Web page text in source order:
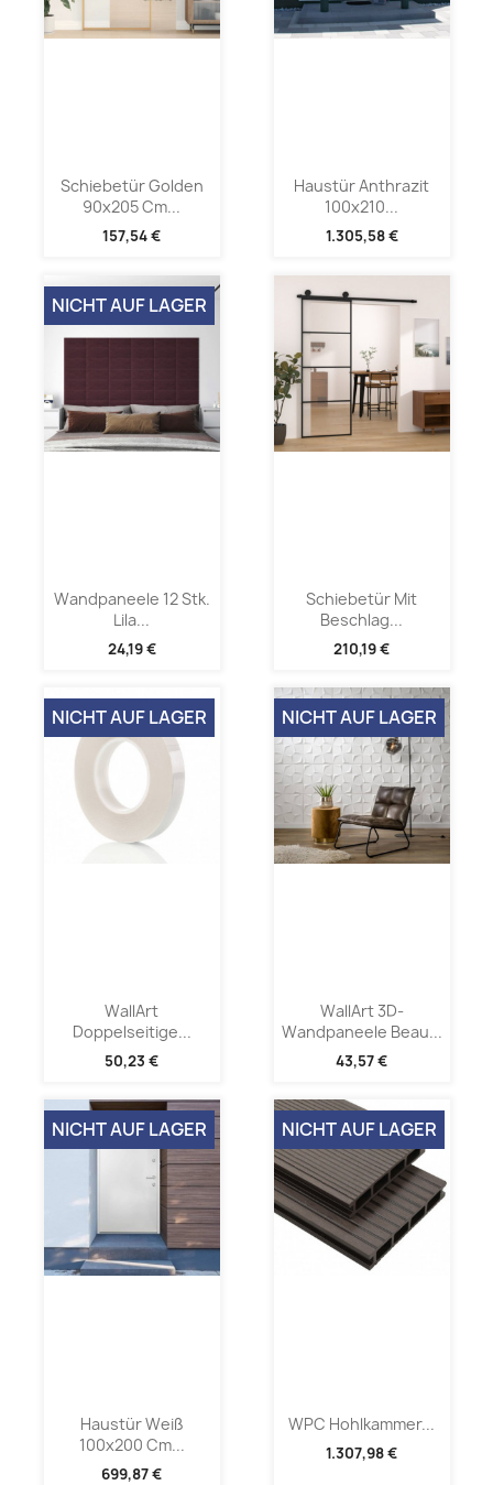
Schiebetür Golden
90x205 Cm...
157,54 €
Haustür Anthrazit
100x210...
1.305,58 €
Wandpaneele 12 Stk.
Lila...
24,19 €
NICHT AUF LAGER
Schiebetür Mit
Beschlag...
210,19 €
WallArt
Doppelseitige...
50,23 €
NICHT AUF LAGER
WallArt 3D-
Wandpaneele Beau...
43,57 €
NICHT AUF LAGER
Haustür Weiß
100x200 Cm...
699,87 €
NICHT AUF LAGER
WPC Hohlkammer...
1.307,98 €
NICHT AUF LAGER